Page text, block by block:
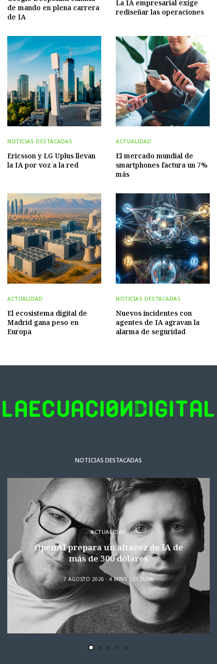
de mando en plena carrera
de IA
La IA empresarial exige
rediseñar las operaciones
NOTICIAS DESTACADAS
Ericsson y LG Uplus llevan
la IA por voz a la red
ACTUALIDAD
El mercado mundial de
smartphones factura un 7%
más
ACTUALIDAD
El ecosistema digital de
Madrid gana peso en
Europa
NOTICIAS DESTACADAS
Nuevos incidentes con
agentes de IA agravan la
alarma de seguridad
NOTICIAS DESTACADAS
ACTUALIDAD
OpenAI prepara un altavoz de IA de
más de 300 dólares
7 AGOSTO 2026 4 MINS. LECTURA